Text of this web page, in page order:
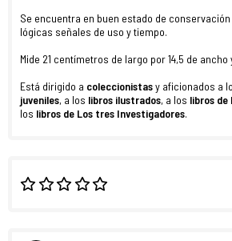
Se encuentra en buen estado de
lógicas señales de uso y tiempo.
Mide 21 centímetros de largo por 14,5 de
Está dirigido a coleccionistasy aficionados a
juveniles, a los libros ilustrados, a los libros de
los libros de Los tres Investigadores.